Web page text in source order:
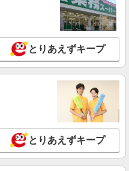
収例：251、000円（月収例21日
業・休日出勤手当て等が含ま
ます） 交通費全額支給
倉町 ＊送迎あり
詳細を見る
0880580
など
収例：381、000円（月収例21日
とりあえずキープ
とりあえずキープ